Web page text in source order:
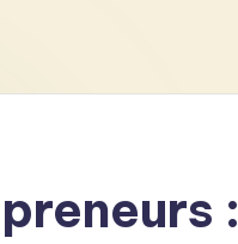
: